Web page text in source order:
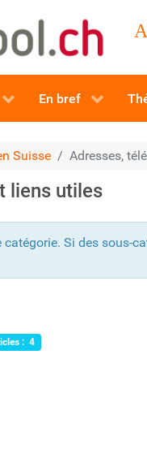
En bref
Suisse Adresses,
liens utiles
Si des sous-
: 4